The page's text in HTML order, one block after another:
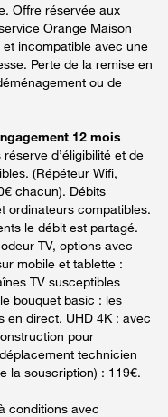
Offre réservée aux
Orange Maison
incompatible avec une
Perte de la remise en
ou de
12 mois
d’éligibilité et de
(Répéteur Wifi,
chacun). Débits
ordinateurs compatibles.
le débit est partagé.
TV, options avec
mobile et tablette :
TV susceptibles
bouquet basic : les
en direct. UHD 4K : avec
pour
technicien
la souscription) : 119€.
conditions avec